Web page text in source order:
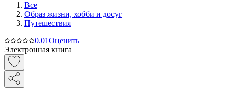
Все
Образ жизни, хобби и досуг
Путешествия
0.01Оценить
Электронная книга